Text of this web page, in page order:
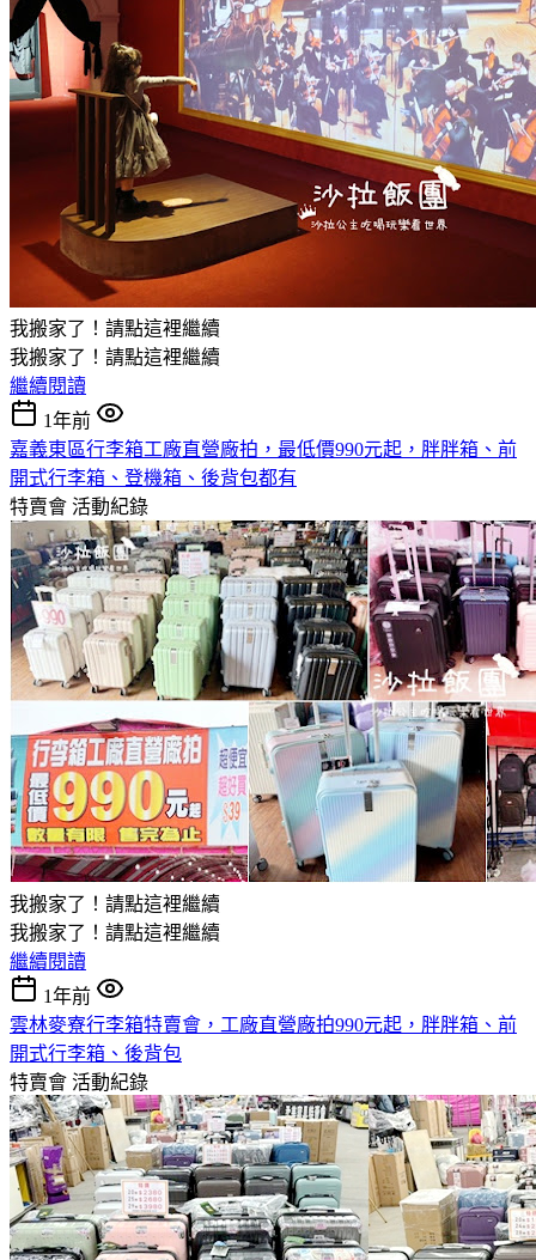
我搬家了！請點這裡繼續
我搬家了！請點這裡繼續
繼續閱讀
1年前
嘉義東區行李箱工廠直營廠拍，最低價990元起，胖胖箱、前
開式行李箱、登機箱、後背包都有
特賣會 活動紀錄
我搬家了！請點這裡繼續
我搬家了！請點這裡繼續
繼續閱讀
1年前
雲林麥寮行李箱特賣會，工廠直營廠拍990元起，胖胖箱、前
開式行李箱、後背包
特賣會 活動紀錄